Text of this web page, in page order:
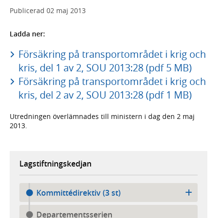
Publicerad 02 maj 2013
Ladda ner:
Försäkring på transportområdet i krig och
kris, del 1 av 2, SOU 2013:28 (pdf 5 MB)
Försäkring på transportområdet i krig och
kris, del 2 av 2, SOU 2013:28 (pdf 1 MB)
Utredningen överlämnades till ministern i dag den 2 maj
2013.
Lagstiftningskedjan
Kommittédirektiv (3 st)
Departementsserien